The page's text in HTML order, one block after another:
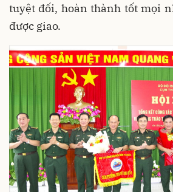
tuyệt đối, hoàn thành tốt mọi
được giao.